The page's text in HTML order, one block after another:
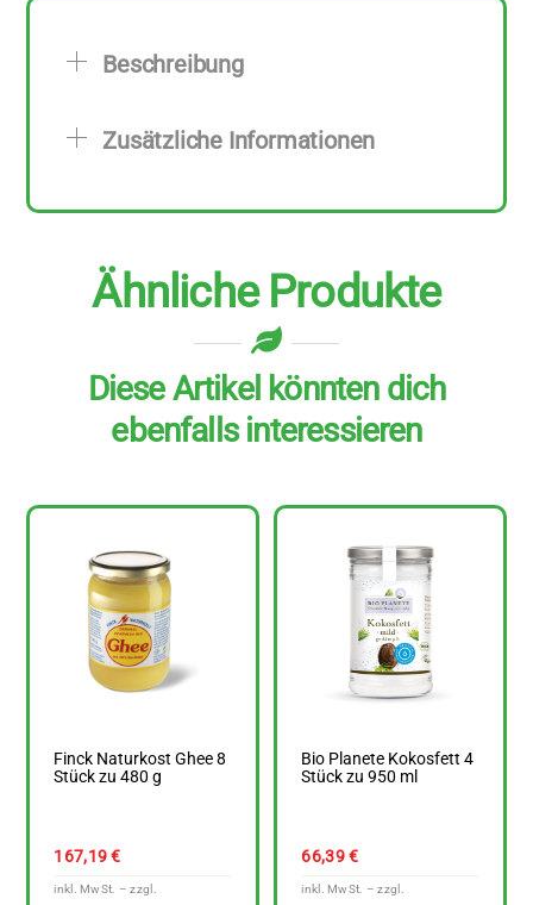
500
Menge
Beschreibung
Zusätzliche Informationen
Ähnliche Produkte
Diese Artikel könnten dich
ebenfalls interessieren
Finck Naturkost Ghee 8
Stück zu 480 g
167,19€
Bio Planete Kokosfett 4
Stück zu 950 ml
66,39€